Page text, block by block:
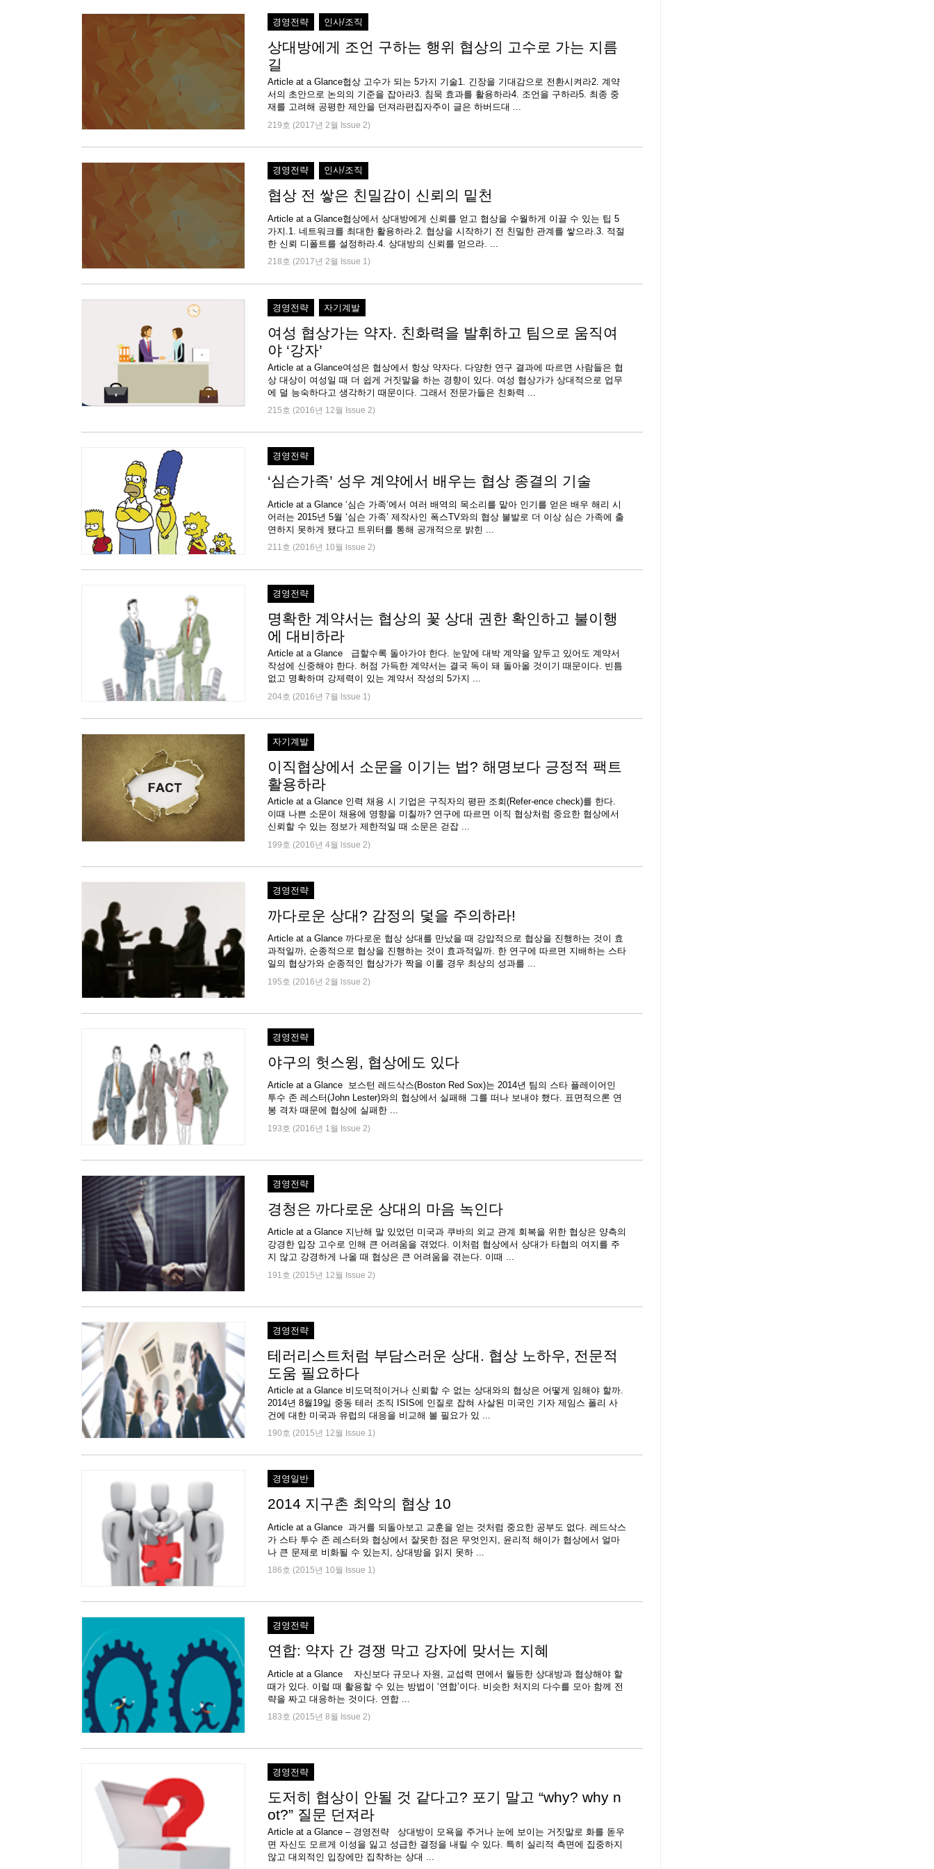
경영전략 인사/조직
상대방에게 조언 구하는 행위 협상의 고수로 가는 지름
길
Article at a Glance협상 고수가 되는 5가지 기술1. 긴장을 기대감으로 전환시켜라2. 계약
서의 초안으로 논의의 기준을 잡아라3. 침묵 효과를 활용하라4. 조언을 구하라5. 최종 중
재를 고려해 공평한 제안을 던져라편집자주이 글은 하버드대 ...
219호 (2017년 2월 Issue 2)
경영전략 인사/조직
협상 전 쌓은 친밀감이 신뢰의 밑천
Article at a Glance협상에서 상대방에게 신뢰를 얻고 협상을 수월하게 이끌 수 있는 팁 5
가지.1. 네트워크를 최대한 활용하라.2. 협상을 시작하기 전 친밀한 관계를 쌓으라.3. 적절
한 신뢰 디폴트를 설정하라.4. 상대방의 신뢰를 얻으라. ...
218호 (2017년 2월 Issue 1)
경영전략 자기계발
여성 협상가는 약자. 친화력을 발휘하고 팀으로 움직여
야 ‘강자’
Article at a Glance여성은 협상에서 항상 약자다. 다양한 연구 결과에 따르면 사람들은 협
상 대상이 여성일 때 더 쉽게 거짓말을 하는 경향이 있다. 여성 협상가가 상대적으로 업무
에 덜 능숙하다고 생각하기 때문이다. 그래서 전문가들은 친화력 ...
215호 (2016년 12월 Issue 2)
경영전략
‘심슨가족’ 성우 계약에서 배우는 협상 종결의 기술
Article at a Glance ‘심슨 가족’에서 여러 배역의 목소리를 맡아 인기를 얻은 배우 해리 시
어러는 2015년 5월 ‘심슨 가족’ 제작사인 폭스TV와의 협상 불발로 더 이상 심슨 가족에 출
연하지 못하게 됐다고 트위터를 통해 공개적으로 밝힌 ...
211호 (2016년 10월 lssue 2)
경영전략
명확한 계약서는 협상의 꽃 상대 권한 확인하고 불이행
에 대비하라
Article at a Glance 급할수록 돌아가야 한다. 눈앞에 대박 계약을 앞두고 있어도 계약서
작성에 신중해야 한다. 허점 가득한 계약서는 결국 독이 돼 돌아올 것이기 때문이다. 빈틈
없고 명확하며 강제력이 있는 계약서 작성의 5가지 ...
204호 (2016년 7월 lssue 1)
자기계발
이직협상에서 소문을 이기는 법? 해명보다 긍정적 팩트
활용하라
Article at a Glance 인력 채용 시 기업은 구직자의 평판 조회(Refer-ence check)를 한다.
이때 나쁜 소문이 채용에 영향을 미칠까? 연구에 따르면 이직 협상처럼 중요한 협상에서
신뢰할 수 있는 정보가 제한적일 때 소문은 걷잡 ...
199호 (2016년 4월 lssue 2)
경영전략
까다로운 상대? 감정의 덫을 주의하라!
Article at a Glance 까다로운 협상 상대를 만났을 때 강압적으로 협상을 진행하는 것이 효
과적일까, 순종적으로 협상을 진행하는 것이 효과적일까. 한 연구에 따르면 지배하는 스타
일의 협상가와 순종적인 협상가가 짝을 이룰 경우 최상의 성과를 ...
195호 (2016년 2월 lssue 2)
경영전략
야구의 헛스윙, 협상에도 있다
Article at a Glance 보스턴 레드삭스(Boston Red Sox)는 2014년 팀의 스타 플레이어인
투수 존 레스터(John Lester)와의 협상에서 실패해 그를 떠나 보내야 했다. 표면적으론 연
봉 격차 때문에 협상에 실패한 ...
193호 (2016년 1월 Issue 2)
경영전략
경청은 까다로운 상대의 마음 녹인다
Article at a Glance 지난해 말 있었던 미국과 쿠바의 외교 관계 회복을 위한 협상은 양측의
강경한 입장 고수로 인해 큰 어려움을 겪었다. 이처럼 협상에서 상대가 타협의 여지를 주
지 않고 강경하게 나올 때 협상은 큰 어려움을 겪는다. 이때 ...
191호 (2015년 12월 Issue 2)
경영전략
테러리스트처럼 부담스러운 상대. 협상 노하우, 전문적
도움 필요하다
Article at a Glance 비도덕적이거나 신뢰할 수 없는 상대와의 협상은 어떻게 임해야 할까.
2014년 8월19일 중동 테러 조직 ISIS에 인질로 잡혀 사살된 미국인 기자 제임스 폴리 사
건에 대한 미국과 유럽의 대응을 비교해 볼 필요가 있 ...
190호 (2015년 12월 Issue 1)
경영일반
2014 지구촌 최악의 협상 10
Article at a Glance 과거를 되돌아보고 교훈을 얻는 것처럼 중요한 공부도 없다. 레드삭스
가 스타 투수 존 레스터와 협상에서 잘못한 점은 무엇인지, 윤리적 해이가 협상에서 얼마
나 큰 문제로 비화될 수 있는지, 상대방을 읽지 못하 ...
186호 (2015년 10월 Issue 1)
경영전략
연합: 약자 간 경쟁 막고 강자에 맞서는 지혜
Article at a Glance 자신보다 규모나 자원, 교섭력 면에서 월등한 상대방과 협상해야 할
때가 있다. 이럴 때 활용할 수 있는 방법이 ‘연합’이다. 비슷한 처지의 다수를 모아 함께 전
략을 짜고 대응하는 것이다. 연합 ...
183호 (2015년 8월 Issue 2)
경영전략
도저히 협상이 안될 것 같다고? 포기 말고 “why? why n
ot?” 질문 던져라
Article at a Glance – 경영전략 상대방이 모욕을 주거나 눈에 보이는 거짓말로 화를 돋우
면 자신도 모르게 이성을 잃고 성급한 결정을 내릴 수 있다. 특히 실리적 측면에 집중하지
않고 대외적인 입장에만 집착하는 상대 ...